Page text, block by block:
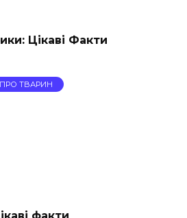
Цікаві Факти
ПРО ТВАРИН